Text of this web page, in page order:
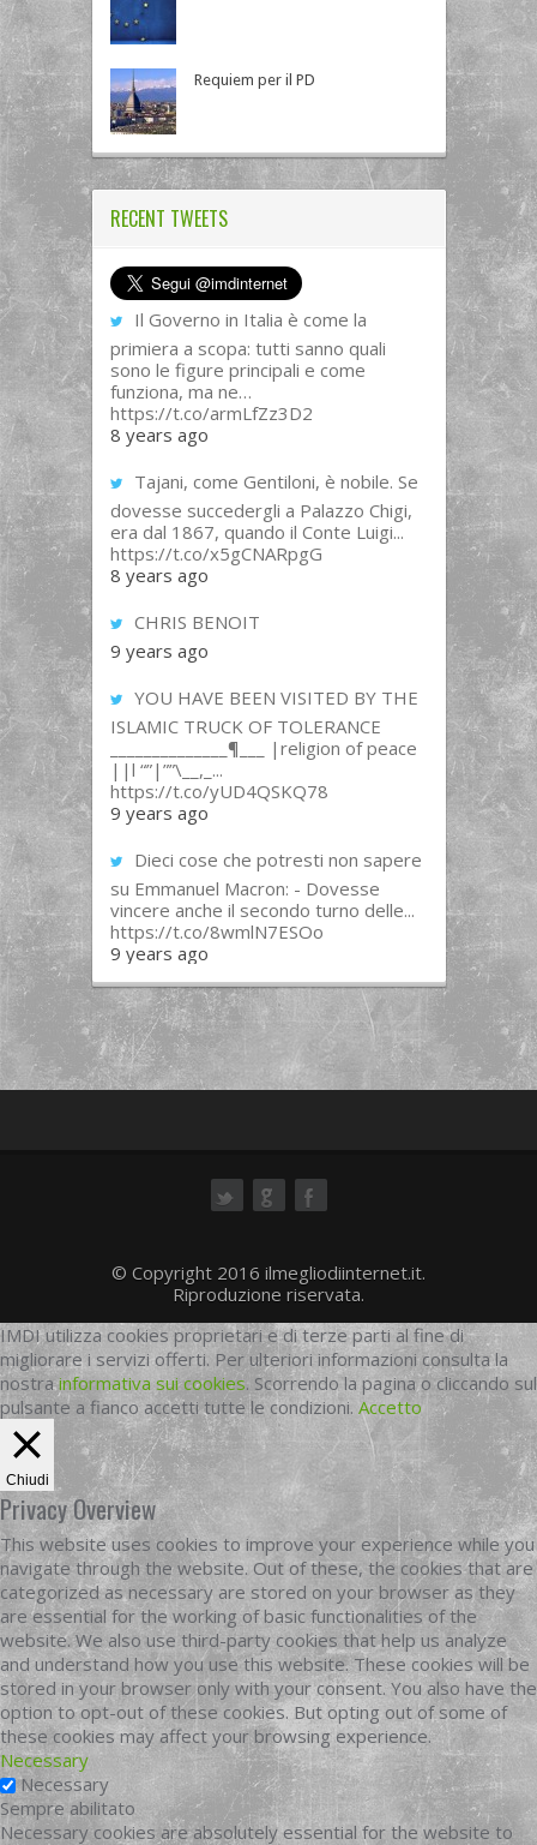
Requiem per il PD
RECENT TWEETS
Il Governo in Italia è come la
primiera a scopa: tutti sanno quali
sono le figure principali e come
funziona, ma ne…
https://t.co/armLfZz3D2
8 years ago
Tajani, come Gentiloni, è nobile. Se
dovesse succedergli a Palazzo Chigi,
era dal 1867, quando il Conte Luigi...
https://t.co/x5gCNARpgG
8 years ago
CHRIS BENOIT
9 years ago
YOU HAVE BEEN VISITED BY THE
ISLAMIC TRUCK OF TOLERANCE
______________¶___ |religion of peace
||l “”|””\__,_...
https://t.co/yUD4QSKQ78
9 years ago
Dieci cose che potresti non sapere
su Emmanuel Macron: - Dovesse
vincere anche il secondo turno delle...
https://t.co/8wmlN7ESOo
9 years ago
© Copyright 2016 ilmegliodiinternet.it.
Riproduzione riservata.
IMDI utilizza cookies proprietari e di terze parti al fine di
migliorare i servizi offerti. Per ulteriori informazioni consulta la
nostrainformativa sui cookies. Scorrendo la pagina o cliccando sul
pulsante a fianco accetti tutte le condizioni. Accetto
Chiudi
Privacy Overview
This website uses cookies to improve your experience while you
navigate through the website. Out of these, the cookies that are
categorized as necessary are stored on your browser as they
are essential for the working of basic functionalities of the
website. We also use third-party cookies that help us analyze
and understand how you use this website. These cookies will be
stored in your browser only with your consent. You also have the
option to opt-out of these cookies. But opting out of some of
these cookies may affect your browsing experience.
Necessary
Necessary
Sempre abilitato
Necessary cookies are absolutely essential for the website to